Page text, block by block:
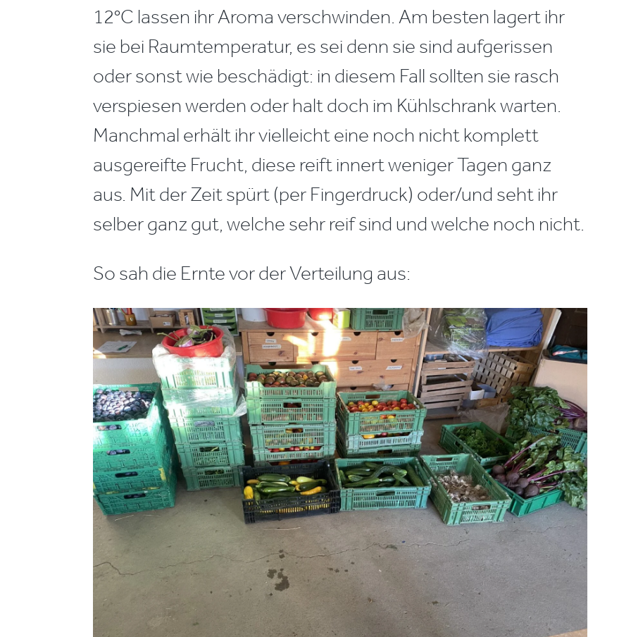
12°C lassen ihr Aroma verschwinden. Am besten lagert ihr
sie bei Raumtemperatur, es sei denn sie sind aufgerissen
oder sonst wie beschädigt: in diesem Fall sollten sie rasch
verspiesen werden oder halt doch im Kühlschrank warten.
Manchmal erhält ihr vielleicht eine noch nicht komplett
ausgereifte Frucht, diese reift innert weniger Tagen ganz
aus. Mit der Zeit spürt (per Fingerdruck) oder/und seht ihr
selber ganz gut, welche sehr reif sind und welche noch nicht.
So sah die Ernte vor der Verteilung aus: